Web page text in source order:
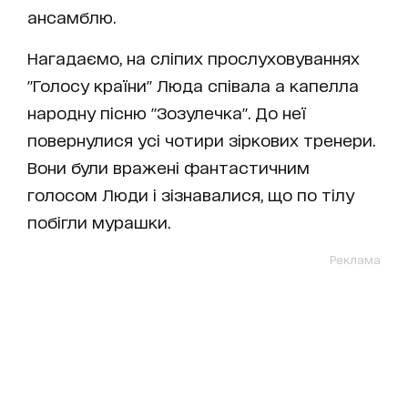
ансамблю.
Нагадаємо, на сліпих прослуховуваннях
"Голосу країни" Люда співала а капелла
народну пісню "Зозулечка". До неї
повернулися усі чотири зіркових тренери.
Вони були вражені фантастичним
голосом Люди і зізнавалися, що по тілу
побігли мурашки.
Реклама